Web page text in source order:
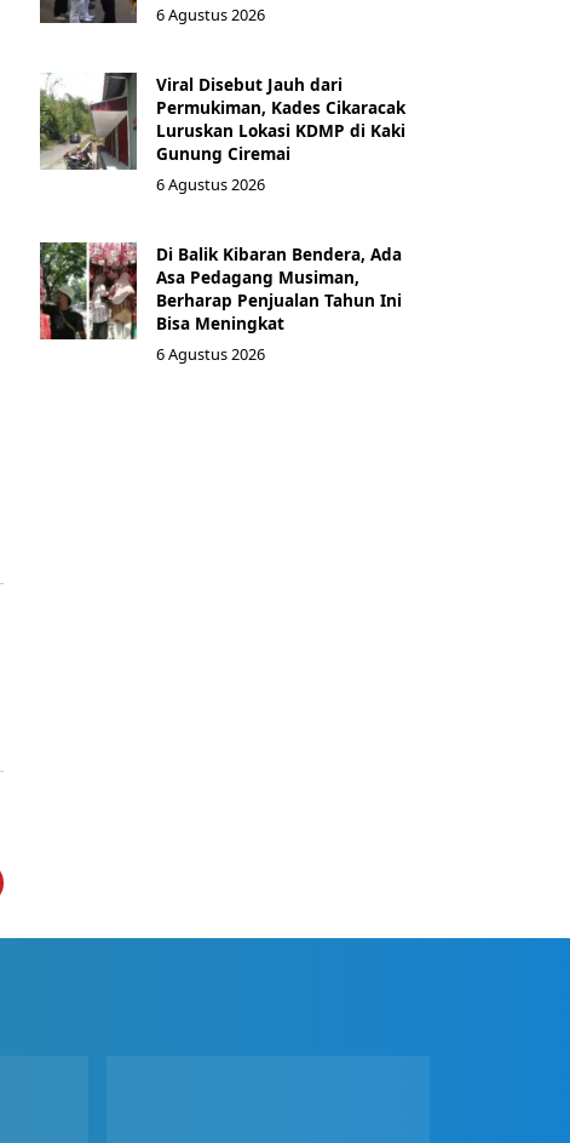
6 Agustus 2026
Viral Disebut Jauh dari
Permukiman, Kades Cikaracak
Luruskan Lokasi KDMP di Kaki
Gunung Ciremai
6 Agustus 2026
Di Balik Kibaran Bendera, Ada
Asa Pedagang Musiman,
Berharap Penjualan Tahun Ini
Bisa Meningkat
6 Agustus 2026